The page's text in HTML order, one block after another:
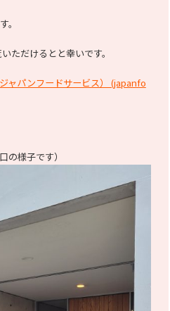
。
ただけるとと幸いです。
ャパンフードサービス） (japanfo
の様子です）